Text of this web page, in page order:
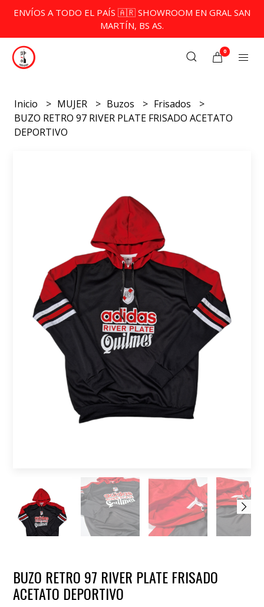
ENVÍOS A TODO EL PAÍS 🇦🇷 SHOWROOM EN GRAL SAN
MARTÍN, BS AS.
0
Inicio MUJER Buzos
Frisados
BUZO RETRO 97 RIVER PLATE FRISADO ACETATO
DEPORTIVO
BUZO RETRO 97 RIVER PLATE FRISADO
ACETATO DEPORTIVO